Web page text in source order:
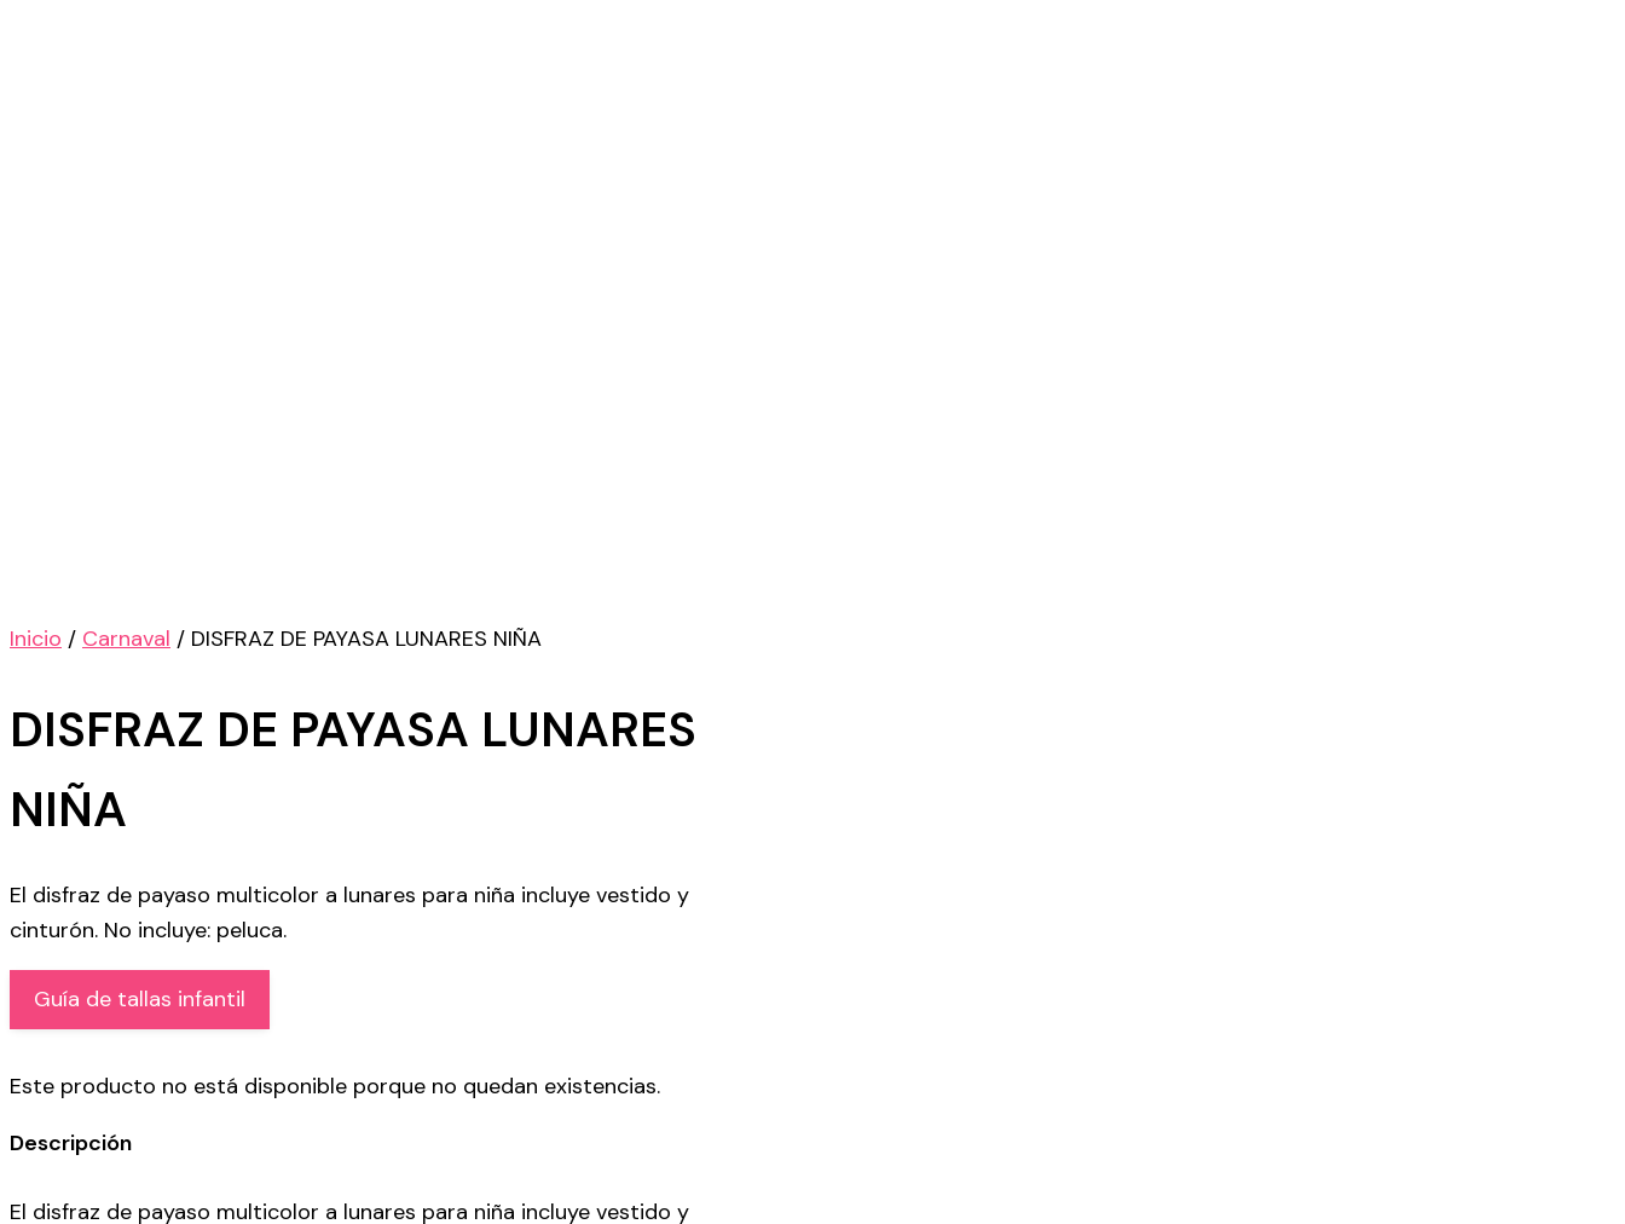
Inicio / Carnaval / DISFRAZ DE PAYASA LUNARES NIÑA
DISFRAZ DE PAYASA LUNARES
NIÑA
El disfraz de payaso multicolor a lunares para niña incluye vestido y
cinturón. No incluye: peluca.
Guía de tallas infantil
Este producto no está disponible porque no quedan existencias.
Descripción
El disfraz de payaso multicolor a lunares para niña incluye vestido y